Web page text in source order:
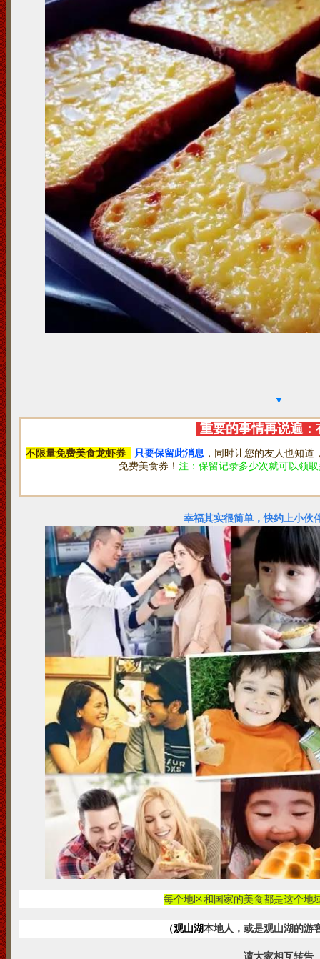
▼
重要的事情再说遍
不限量免费美食龙虾券 只要保留此消息 ，同时让您的友人也知
免费美食券！ 注：保留记录多少次就可以领
幸福其实很简单，快约上小伙
每个地区和国家的美食都是这个地
（观山湖本地人，或是观山湖的游
请大家相互转告